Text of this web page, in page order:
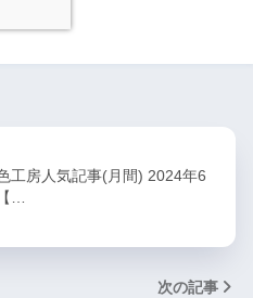
工房人気記事(月間) 2024年6
…
次の記事